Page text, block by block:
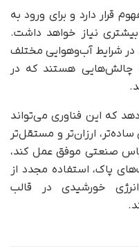
قرار دارد و برای ورود به
نیاز خواهد داشت.
در شرایط آب‌وهوایی مختلف
چالش‌هایی هستند که در
که این فناوری می‌تواند
ارزان‌تر و مستقل‌تر
صنعتی موفق عمل کند،
پاک، استفاده مجدد از
خورشیدی در قالب